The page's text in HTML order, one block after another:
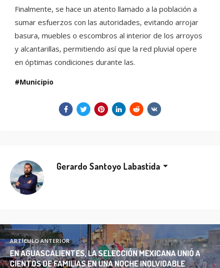
Finalmente, se hace un atento llamado a la población a
sumar esfuerzos con las autoridades, evitando arrojar
basura, muebles o escombros al interior de los arroyos
y alcantarillas, permitiendo así que la red pluvial opere
en óptimas condiciones durante las.
Municipio
Gerardo Santoyo Labastida
ARTÍCULO ANTERIOR
EN AGUASCALIENTES, LA SELECCIÓN MEXICANA UNIÓ A
CIENTOS DE FAMILIAS EN UNA NOCHE INOLVIDABLE